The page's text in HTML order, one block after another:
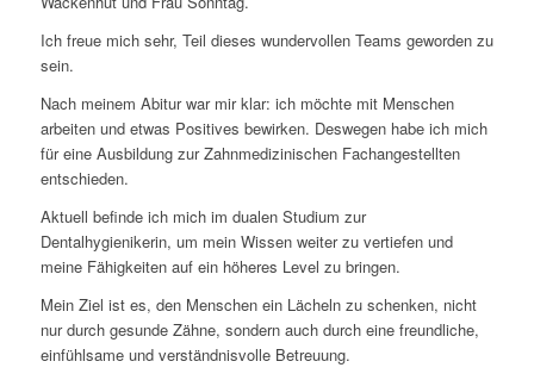
Ich freue mich sehr, Teil dieses wundervollen Teams geworden zu
sein.
Nach meinem Abitur war mir klar: ich möchte mit Menschen
arbeiten und etwas Positives bewirken. Deswegen habe ich mich
für eine Ausbildung zur Zahnmedizinischen Fachangestellten
entschieden.
Aktuell befinde ich mich im dualen Studium zur
Dentalhygienikerin, um mein Wissen weiter zu vertiefen und
meine Fähigkeiten auf ein höheres Level zu bringen.
Mein Ziel ist es, den Menschen ein Lächeln zu schenken, nicht
nur durch gesunde Zähne, sondern auch durch eine freundliche,
einfühlsame und verständnisvolle Betreuung.